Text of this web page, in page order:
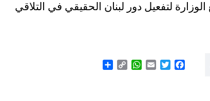
لتفعيل دور لبنان الحقيقي في التلاقي
Facebook
Twitter
Email
WhatsApp
Copy